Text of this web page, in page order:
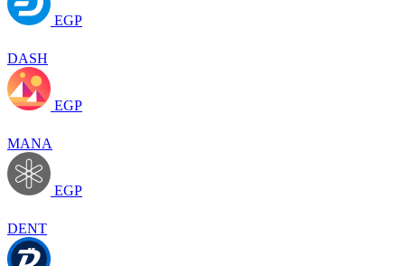
EGP
DASH
EGP
MANA
EGP
DENT